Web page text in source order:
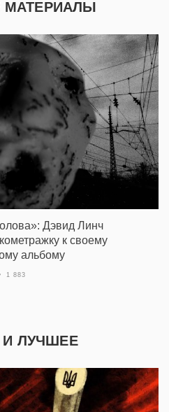
МАТЕРИАЛЫ
Дэвид Линч
к своему
альбому
1 883
ЛУЧШЕЕ